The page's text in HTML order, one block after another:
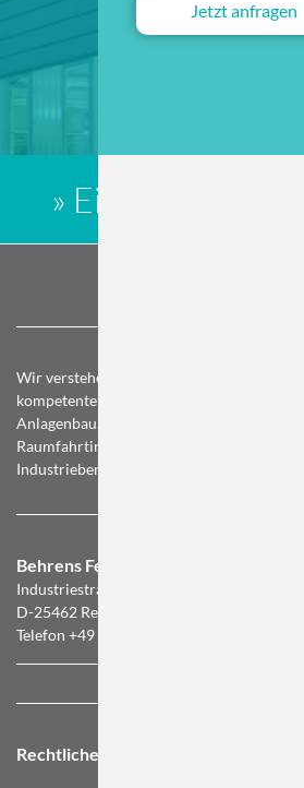
Jetzt anfragen
» Eine richtig
Wir verstehen uns als leistungsstarker
kompetenter Berater für unsere Kunden
Anlagenbau, in der zivilen und
Raumfahrtindustrie, in der Medizintechnik
Industriebereichen.
Behrens Feinwerktechnik GmbH
Industriestrasse 5
D-25462 Rellingen
Telefon +49 (0) 4101 3843-0
Rechtliches